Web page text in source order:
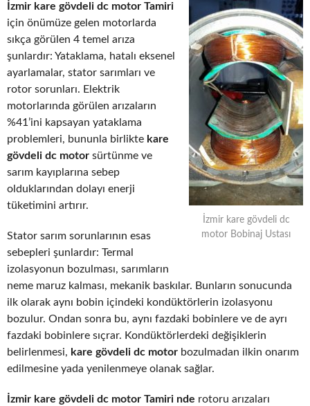
İzmir kare gövdeli dc
motor Bobinaj Ustası
İzmir kare gövdeli dc motor Tamiri
için önümüze gelen motorlarda
sıkça görülen 4 temel arıza
şunlardır: Yataklama, hatalı eksenel
ayarlamalar, stator sarımları ve
rotor sorunları. Elektrik
motorlarında görülen arızaların
%41’ini kapsayan yataklama
problemleri, bununla birlikte kare
gövdeli dc motor sürtünme ve
sarım kayıplarına sebep
olduklarından dolayı enerji
tüketimini artırır.
Stator sarım sorunlarının esas
sebepleri şunlardır: Termal
izolasyonun bozulması, sarımların
neme maruz kalması, mekanik baskılar. Bunların sonucunda
ilk olarak aynı bobin içindeki kondüktörlerin izolasyonu
bozulur. Ondan sonra bu, aynı fazdaki bobinlere ve de ayrı
fazdaki bobinlere sıçrar. Kondüktörlerdeki değişiklerin
belirlenmesi, kare gövdeli dc motor bozulmadan ilkin onarım
edilmesine yada yenilenmeye olanak sağlar.
İzmir kare gövdeli dc motor Tamiri nde rotoru arızaları